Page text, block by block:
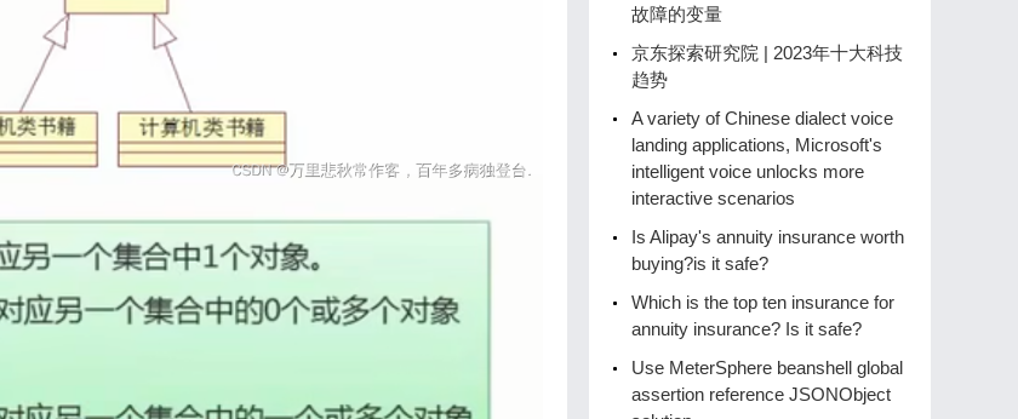
故障的变量
京东探索研究院 | 2023年十大科技
趋势
A variety of Chinese dialect voice
landing applications, Microsoft's
intelligent voice unlocks more
interactive scenarios
Is Alipay's annuity insurance worth
buying?is it safe?
Which is the top ten insurance for
annuity insurance? Is it safe?
Use MeterSphere beanshell global
assertion reference JSONObject